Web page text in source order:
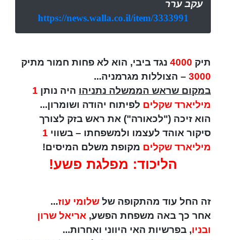
עקב ערר
https://news.walla.co.il/item/3333991
תיק 4000 נגד ביבי, הוא לא פחות חמור מתיק
3000 – הצוללות מגרמניה...
במקום שראש הממשלה נתניהו היה נותן 1
מיליארד שקלים לפיתוח יהודה ושומרון...
הוא זיכה ("לכאורה") את ראש בזק לצורך
סיקור אוהד לעצמו ולמשפחתו – בשווי 1
מיליארד שקלים מקופת משלם המיסים!
הליכוד: מפלגת פשע!
זה החל עוד מהתקופה של שלומי עוז...
אחר כך באה משפחת הפשע, אריאל שרון
ובניו, בפרשיות האי היווני ואחרות...